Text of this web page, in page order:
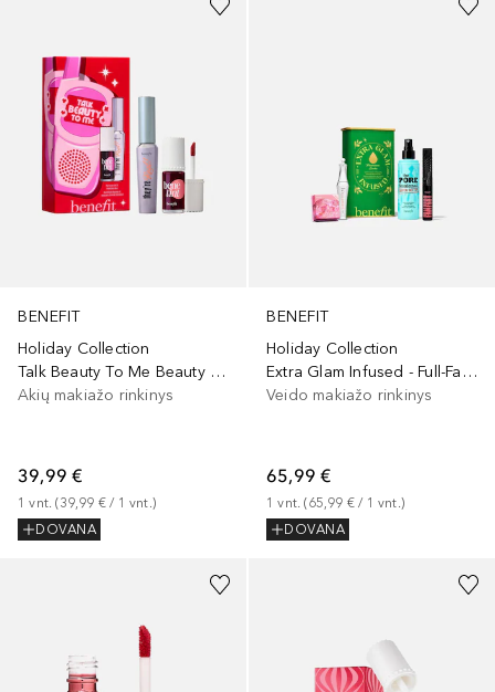
BENEFIT
Holiday Collection
Talk Beauty To Me Beauty Set
Akių makiažo rinkinys
39,99 €
1 vnt. (39,99 € / 1 vnt.)
DOVANA
BENEFIT
Holiday Collection
Extra Glam Infused - Full-Face Holiday Beauty Set
Veido makiažo rinkinys
65,99 €
1 vnt. (65,99 € / 1 vnt.)
DOVANA